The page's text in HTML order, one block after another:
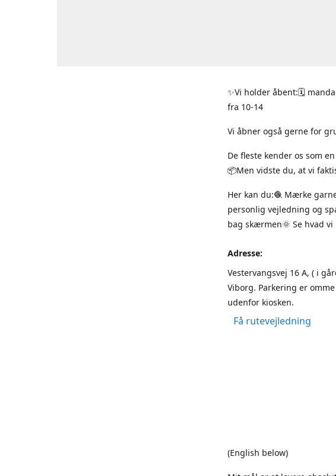
✨Vi holder åbent:🗓
fra 10-14
Vi åbner også gerne for
De fleste kender os som
📦Men vidste du, at vi
Her kan du:🧶 Mærke
personlig vejledning og
bag skærmen🌞 Se hvad
Adresse:
Vestervangsvej 16 A, ( i
Viborg. Parkering er
udenfor kiosken.
Få rutevejledning
(English below)